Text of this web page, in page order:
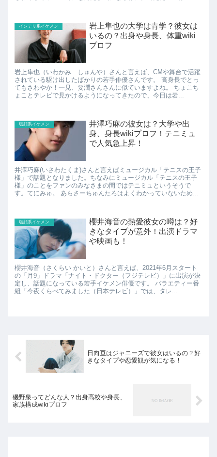
インテリ系イケメン
岩上隼也の大学は青学？彼女は
いるの？出身や身長、体重wiki
プロフ
岩上隼也（いわかみ しゅんや）さんと言えば、CMや舞台で活躍
されている駆け出したばかりの若手俳優さんです。 高身長でとっ
てもさわやか！一見、要潤さんさんに似ていますよね。 ちょこち
ょことテレビで見かけるようになってきたので、今日は岩...
塩顔系イケメン
井澤巧麻の彼女は？大学や出
身、身長wikiプロフ！テニミュ
で人気急上昇！
井澤巧麻(いさわたくま)さんと言えばミュージカル「テニスの王子
様」で話題となりました。ちなみにミュージカル「テニスの王子
様」のことをファンのみなさまの間ではテニミュというそうで
す。てにみゅ。 あらさーちゅんたろはよくわかっていないため...
塩顔系イケメン
櫻井海音の熱愛彼女の噂は？好
きなタイプが意外！出演ドラマ
や映画も！
櫻井海音（さくらい かいと）さんと言えば、2021年6月スタート
の「月9」ドラマ「ナイト・ドクター（フジテレビ）」に出演が決
定し、話題になっている若手イケメン俳優です。 バラエティー番
組「今夜くらべてみました（日本テレビ）」では、タレ...
日向亘はジャニーズで彼女はいるの？好
きなタイプや恋愛観が気になる！
磯野泉ってどんな人？出身高校や身長、
家族構成wikiプロフ